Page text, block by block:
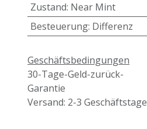
Zustand: Near Mint
Besteuerung: Differenz
Geschäftsbedingungen
30-Tage-Geld-zurück-
Garantie
Versand: 2-3 Geschäftstage